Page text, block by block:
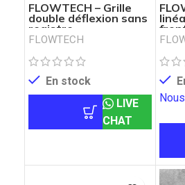
FLOWTECH – Grille
double déflexion sans
registre
FLOWTECH
En stock
LIVE
CHAT